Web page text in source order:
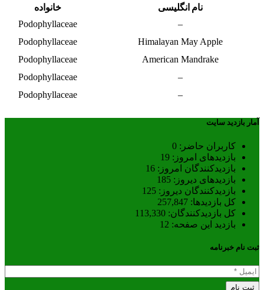
نام انگلیسی خانواده
–
Podophyllaceae
Himalayan May Apple
Podophyllaceae
American Mandrake
Podophyllaceae
–
Podophyllaceae
–
Podophyllaceae
آمار بازدید سایت
کاربران حاضر: 0
بازدیدهای امروز: 19
بازدیدکنندگان امروز: 16
بازدیدهای دیروز: 185
بازدیدکنندگان دیروز: 125
کل بازدیدها: 257,847
کل بازدیدکنند‌گان: 113,330
بازدید این صفحه: 12
ثبت نام خبرنامه